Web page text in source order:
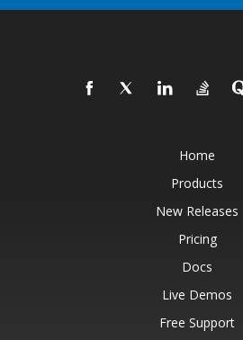
Home
Products
New Releases
Pricing
Docs
Live Demos
Free Support